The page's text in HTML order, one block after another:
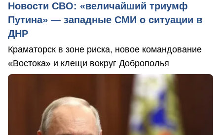
Новости СВО: «величайший триумф
Путина» — западные СМИ о ситуации в
ДНР
Краматорск в зоне риска, новое командование
«Востока» и клещи вокруг Доброполья